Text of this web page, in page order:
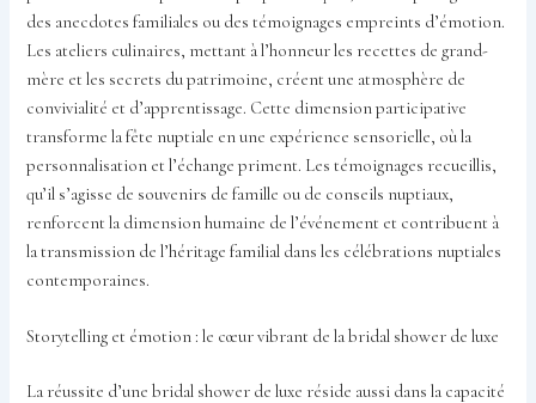
des anecdotes familiales ou des témoignages empreints d’émotion.
Les ateliers culinaires, mettant à l’honneur les recettes de grand-
mère et les secrets du patrimoine, créent une atmosphère de
convivialité et d’apprentissage. Cette dimension participative
transforme la fête nuptiale en une expérience sensorielle, où la
personnalisation et l’échange priment. Les témoignages recueillis,
qu’il s’agisse de souvenirs de famille ou de conseils nuptiaux,
renforcent la dimension humaine de l’événement et contribuent à
la transmission de l’héritage familial dans les célébrations nuptiales
contemporaines.
Storytelling et émotion : le cœur vibrant de la bridal shower de luxe
La réussite d’une bridal shower de luxe réside aussi dans la capacité